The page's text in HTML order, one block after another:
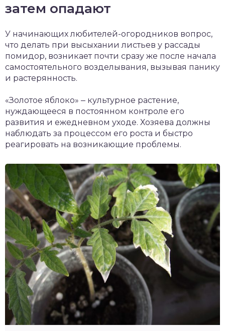
затем опадают
У начинающих любителей-огородников вопрос,
что делать при высыхании листьев у рассады
помидор, возникает почти сразу же после начала
самостоятельного возделывания, вызывая панику
и растерянность.
«Золотое яблоко» ‒ культурное растение,
нуждающееся в постоянном контроле его
развития и ежедневном уходе. Хозяева должны
наблюдать за процессом его роста и быстро
реагировать на возникающие проблемы.